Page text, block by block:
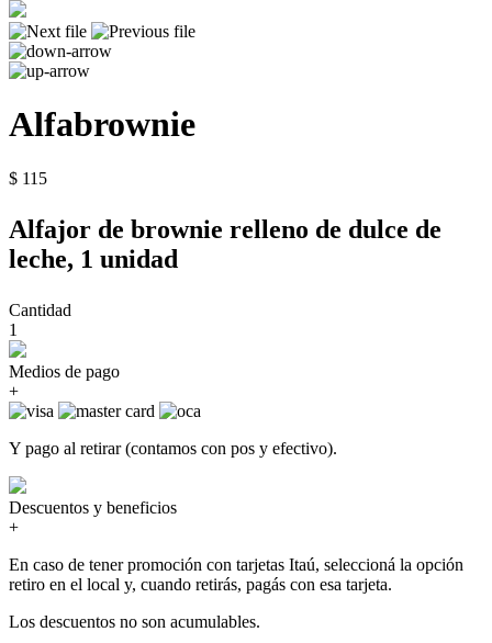
Alfabrownie
$ 115
Alfajor de brownie relleno de dulce de
leche, 1 unidad
Cantidad
1
Medios de pago
+
Y pago al retirar (contamos con pos y efectivo).
Descuentos y beneficios
+
En caso de tener promoción con tarjetas Itaú, seleccioná la opción
retiro en el local y, cuando retirás, pagás con esa tarjeta.
Los descuentos no son acumulables.